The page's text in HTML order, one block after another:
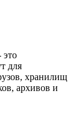
это
для
хранилищ
архивов и